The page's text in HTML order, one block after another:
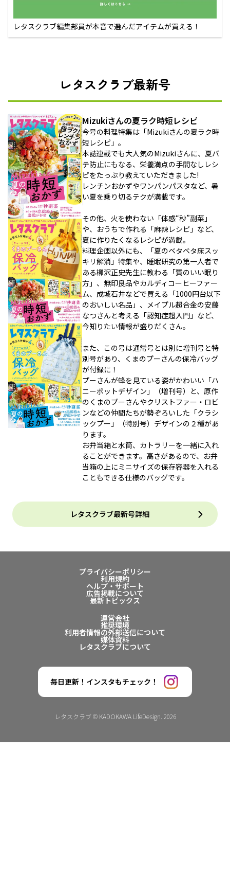
レタスクラブ編集部員が本音で選んだアイテムが買える！
レタスクラブ最新号
Mizukiさんの夏ラク時短レシピ
今号の料理特集は「Mizukiさんの夏ラク時
短レシピ」。
本誌連載でも大人気のMizukiさんに、夏バ
テ防止にもなる、栄養満点の手間なしレシ
ピをたっぷり教えていただきました!
レンチンおかずやワンパンパスタなど、暑
い夏を乗り切るテクが満載です。
その他、火を使わない「体感“秒”副菜」
や、おうちで作れる「麻辣レシピ」など、
夏に作りたくなるレシピが満載。
料理企画以外にも、「夏のベタベタ床スッ
キリ解消」特集や、睡眠研究の第一人者で
ある柳沢正史先生に教わる「質のいい眠り
方」、無印良品やカルディコーヒーファー
ム、成城石井などで買える「1000円台以下
のおいしい名品」、メイプル超合金の安藤
なつさんと考える「認知症超入門」など、
今知りたい情報が盛りだくさん。
また、この号は通常号とは別に増刊号と特
別号があり、くまのプーさんの保冷バッグ
が付録に！
プーさんが蜂を見ている姿がかわいい「ハ
ニーポットデザイン」（増刊号）と、原作
のくまのプーさんやクリストファー・ロビ
ンなどの仲間たちが勢ぞろいした「クラシ
ックプー」（特別号）デザインの２種があ
ります。
お弁当箱と水筒、カトラリーを一緒に入れ
ることができます。高さがあるので、お弁
当箱の上にミニサイズの保存容器を入れる
こともできる仕様のバッグです。
レタスクラブ最新号詳細
プライバシーポリシー
利用規約
ヘルプ・サポート
広告掲載について
最新トピックス
運営会社
推奨環境
利用者情報の外部送信について
媒体資料
レタスクラブについて
毎日更新！インスタもチェック！
レタスクラブ © KADOKAWA LifeDesign. 2026